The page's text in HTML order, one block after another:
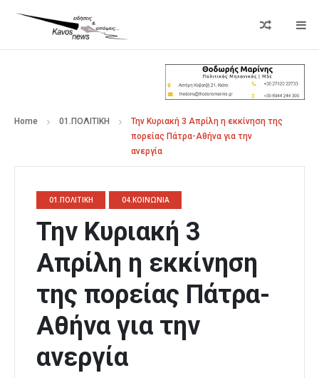
Home 01.ΠΟΛΙΤΙΚΗ
Την Κυριακή 3 Απρίλη η εκκίνηση της
πορείας Πάτρα-Αθήνα για την
ανεργία
01.ΠΟΛΙΤΙΚΗ 04.ΚΟΙΝΩΝΙΑ
Την Κυριακή 3
Απρίλη η εκκίνηση
της πορείας Πάτρα-
Αθήνα για την
ανεργία